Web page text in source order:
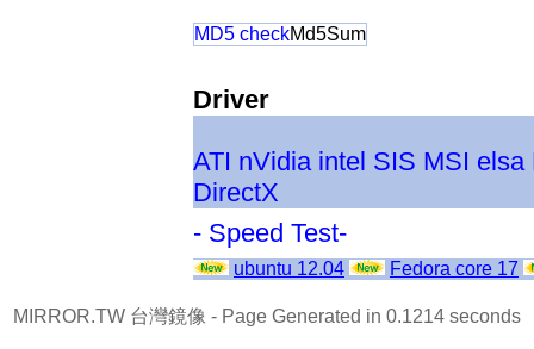
MD5 checkMd5Sum
Driver
ATI nVidia intel SIS MSI elsa
DirectX
- Speed Test-
ubuntu 12.04 Fedora core 17
MIRROR.TW 台灣鏡像 - Page Generated in 0.1214 seconds